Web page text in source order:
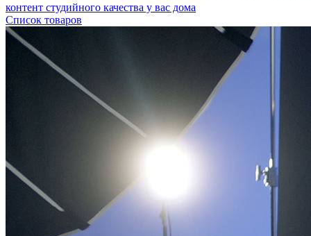
контент студийного качества у вас дома
Список товаров